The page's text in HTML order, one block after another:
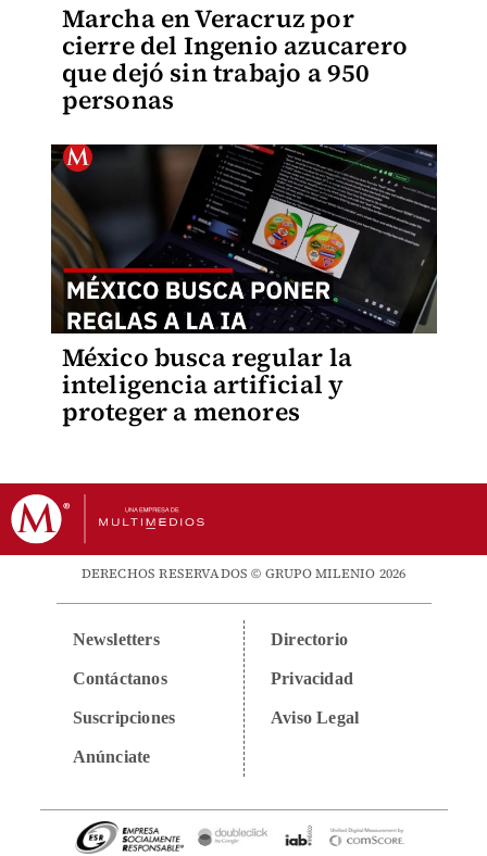
Marcha en Veracruz por
cierre del Ingenio azucarero
que dejó sin trabajo a 950
personas
México busca regular la
inteligencia artificial y
proteger a menores
DERECHOS RESERVADOS © GRUPO MILENIO 2026
Newsletters
Contáctanos
Suscripciones
Anúnciate
Directorio
Privacidad
Aviso Legal